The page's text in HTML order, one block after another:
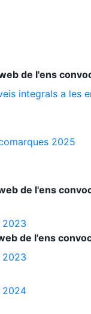
de l'ens
integrals a les
2025
de l'ens
2023
de l'ens
2023
2024